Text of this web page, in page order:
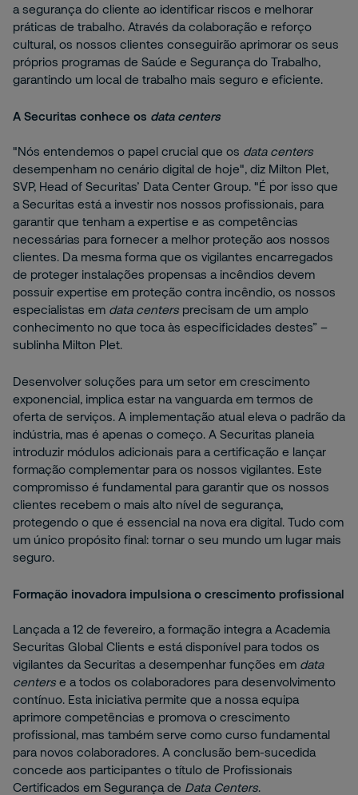
a segurança do cliente ao identificar riscos e melhorar
práticas de trabalho. Através da colaboração e reforço
cultural, os nossos clientes conseguirão aprimorar os seus
próprios programas de Saúde e Segurança do Trabalho,
garantindo um local de trabalho mais seguro e eficiente.
A Securitas conhece os data centers
"Nós entendemos o papel crucial que os data centers
desempenham no cenário digital de hoje", diz Milton Plet,
SVP, Head of Securitas’ Data Center Group. "É por isso que
a Securitas está a investir nos nossos profissionais, para
garantir que tenham a expertise e as competências
necessárias para fornecer a melhor proteção aos nossos
clientes. Da mesma forma que os vigilantes encarregados
de proteger instalações propensas a incêndios devem
possuir expertise em proteção contra incêndio, os nossos
especialistas em data centers precisam de um amplo
conhecimento no que toca às especificidades destes” –
sublinha Milton Plet.
Desenvolver soluções para um setor em crescimento
exponencial, implica estar na vanguarda em termos de
oferta de serviços. A implementação atual eleva o padrão da
indústria, mas é apenas o começo. A Securitas planeia
introduzir módulos adicionais para a certificação e lançar
formação complementar para os nossos vigilantes. Este
compromisso é fundamental para garantir que os nossos
clientes recebem o mais alto nível de segurança,
protegendo o que é essencial na nova era digital. Tudo com
um único propósito final: tornar o seu mundo um lugar mais
seguro.
Formação inovadora impulsiona o crescimento profissional
Lançada a 12 de fevereiro, a formação integra a Academia
Securitas Global Clients e está disponível para todos os
vigilantes da Securitas a desempenhar funções em data
centers e a todos os colaboradores para desenvolvimento
contínuo. Esta iniciativa permite que a nossa equipa
aprimore competências e promova o crescimento
profissional, mas também serve como curso fundamental
para novos colaboradores. A conclusão bem-sucedida
concede aos participantes o título de Profissionais
Certificados em Segurança de Data Centers.